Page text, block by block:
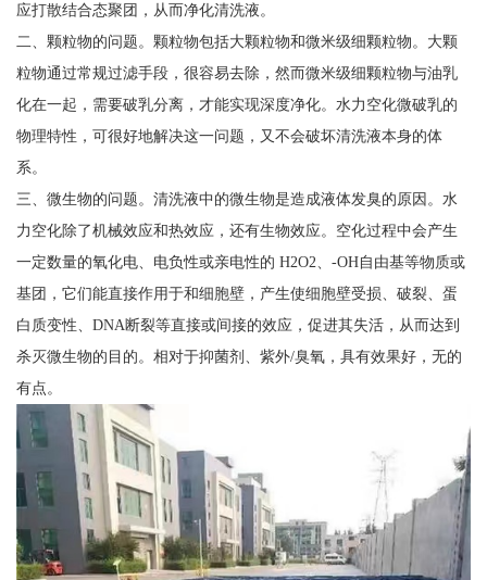
应打散结合态聚团，从而净化清洗液。
二、颗粒物的问题。颗粒物包括大颗粒物和微米级细颗粒物。大颗
粒物通过常规过滤手段，很容易去除，然而微米级细颗粒物与油乳
化在一起，需要破乳分离，才能实现深度净化。水力空化微破乳的
物理特性，可很好地解决这一问题，又不会破坏清洗液本身的体
系。
三、微生物的问题。清洗液中的微生物是造成液体发臭的原因。水
力空化除了机械效应和热效应，还有生物效应。空化过程中会产生
一定数量的氧化电、电负性或亲电性的 H2O2、-OH自由基等物质或
基团，它们能直接作用于和细胞壁，产生使细胞壁受损、破裂、蛋
白质变性、DNA断裂等直接或间接的效应，促进其失活，从而达到
杀灭微生物的目的。相对于抑菌剂、紫外/臭氧，具有效果好，无的
有点。